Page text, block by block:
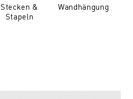
Stecken &
Stapeln
Wandhängung